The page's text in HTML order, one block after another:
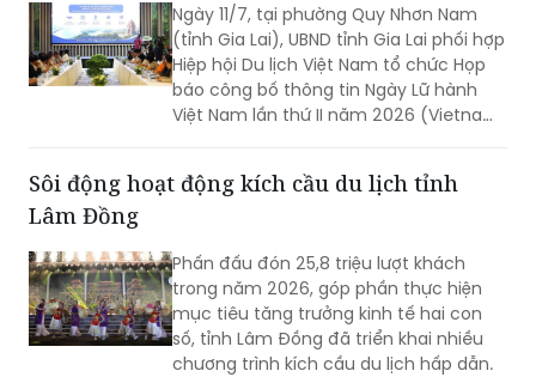
Ngày 11/7, tại phường Quy Nhơn Nam
(tỉnh Gia Lai), UBND tỉnh Gia Lai phối hợp
Hiệp hội Du lịch Việt Nam tổ chức Họp
báo công bố thông tin Ngày Lữ hành
Việt Nam lần thứ II năm 2026 (Vietnam
Sôi động hoạt động kích cầu du lịch tỉnh
Lâm Đồng
Phấn đấu đón 25,8 triệu lượt khách
trong năm 2026, góp phần thực hiện
mục tiêu tăng trưởng kinh tế hai con
số, tỉnh Lâm Đồng đã triển khai nhiều
chương trình kích cầu du lịch hấp dẫn.